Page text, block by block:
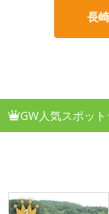
長
GW人気スポッ